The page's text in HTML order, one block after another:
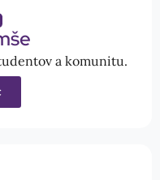
a komunitu.